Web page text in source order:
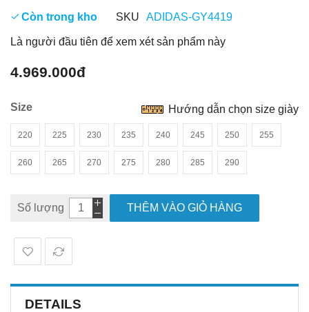
Còn trong kho SKU ADIDAS-GY4419
Là người đầu tiên để xem xét sản phẩm này
4.969.000đ
Size
220 225 230 235 240 245 250 255
260 265 270 275 280 285 290
Hướng dẫn chọn size giày
Số lượng THÊM VÀO GIỎ HÀNG
DETAILS